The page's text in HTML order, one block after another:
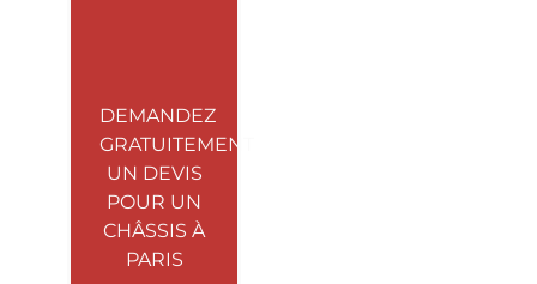
DEMANDEZ
GRATUITEMENT
UN DEVIS
POUR UN
CHÂSSIS À
PARIS